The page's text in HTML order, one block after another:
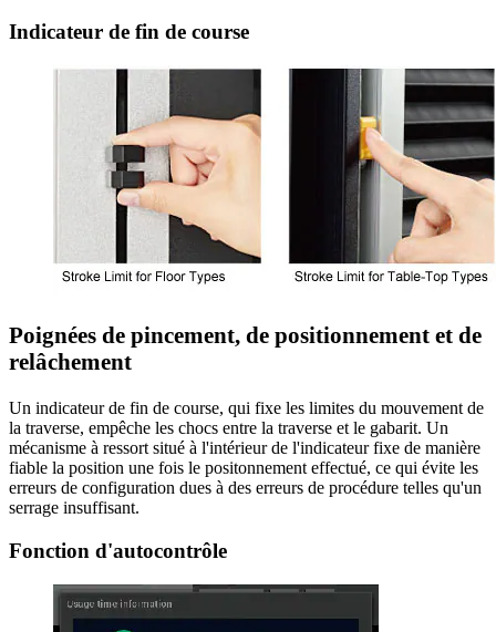
Indicateur de fin de course
Poignées de pincement, de positionnement et de
relâchement
Un indicateur de fin de course, qui fixe les limites du mouvement de
la traverse, empêche les chocs entre la traverse et le gabarit. Un
mécanisme à ressort situé à l'intérieur de l'indicateur fixe de manière
fiable la position une fois le positonnement effectué, ce qui évite les
erreurs de configuration dues à des erreurs de procédure telles qu'un
serrage insuffisant.
Fonction d'autocontrôle